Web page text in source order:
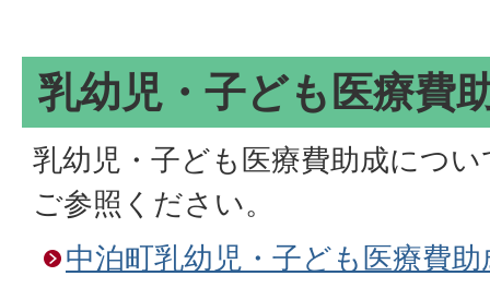
乳幼児・子ども医療費
乳幼児・子ども医療費助成につ
ご参照ください。
中泊町乳幼児・子ども医療費助